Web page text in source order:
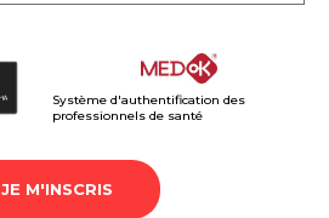
Système d'authentification des
professionnels de santé
JE M'INSCRIS